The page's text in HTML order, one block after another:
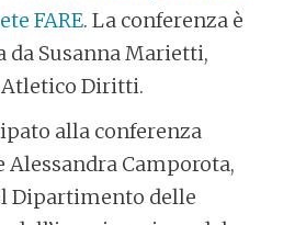
FARE. La conferenza è
da Susanna Marietti,
Diritti.
alla conferenza
Alessandra Camporota,
Dipartimento delle